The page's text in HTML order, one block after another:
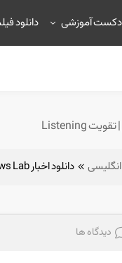
آموزشی دانلود
انگلیسی دانلود اخبار News Lab به انگلیسی پارت ششم | تقویت Listening
دیدگاه ها